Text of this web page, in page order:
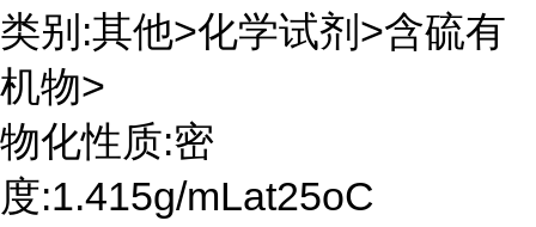
类别:其他>化学试剂>含硫有
机物>
物化性质:密
度:1.415g/mLat25oC